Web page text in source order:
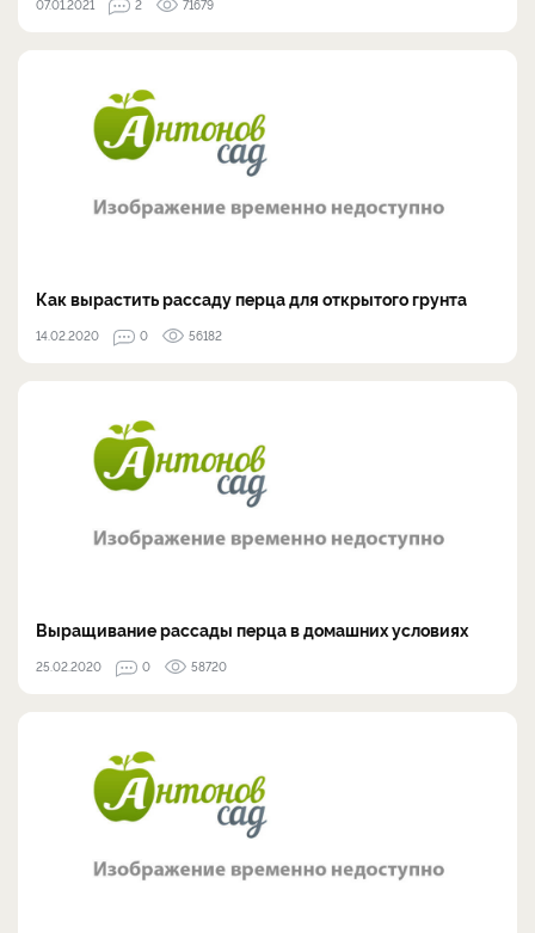
07.01.2021 2 71679
Как вырастить рассаду перца для открытого грунта
14.02.2020 0 56182
Выращивание рассады перца в домашних условиях
25.02.2020 0 58720